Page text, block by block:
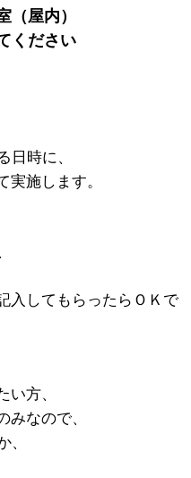
（屋内）
ください
日時に、
実施します。
入してもらったらＯＫで
い方、
みなので、
、